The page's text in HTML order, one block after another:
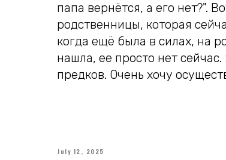
папа вернётся, а его нет?".
родственницы, которая
когда ещё была в силах, на
нашла, ее просто нет
предков. Очень хочу
July 12, 2025